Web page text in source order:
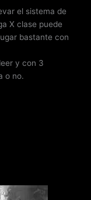
el sistema de
X clase puede
bastante con
y con 3
o no.